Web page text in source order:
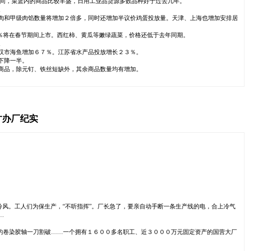
甲级肉馅数量将增加２倍多，同时还增加半议价鸡蛋投放量。天津、上海也增加安排居
在春节期间上市。西红柿、黄瓜等嫩绿蔬菜，价格还低于去年同期。
海鱼增加６７％。江苏省水产品投放增长２３％。
一半。
，除元钉、铁丝短缺外，其余商品数量均有增加。
厂纪实
。工人们为保生产，“不听指挥”。厂长急了，要亲自动手断一条生产线的电，合上冷气
卷染胶轴一刀割破……一个拥有１６００多名职工、近３０００万元固定资产的国营大厂